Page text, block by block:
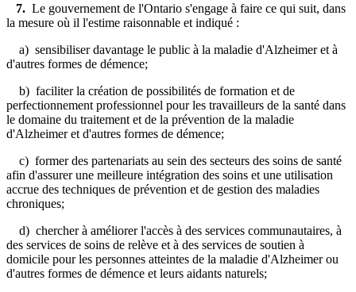
7. Le gouvernement de l'Ontario s'engage à faire ce qui suit, dans
la mesure où il l'estime raisonnable et indiqué :
a) sensibiliser davantage le public à la maladie d'Alzheimer et à
d'autres formes de démence;
b) faciliter la création de possibilités de formation et de
perfectionnement professionnel pour les travailleurs de la santé dans
le domaine du traitement et de la prévention de la maladie
d'Alzheimer et d'autres formes de démence;
c) former des partenariats au sein des secteurs des soins de santé
afin d'assurer une meilleure intégration des soins et une utilisation
accrue des techniques de prévention et de gestion des maladies
chroniques;
d) chercher à améliorer l'accès à des services communautaires, à
des services de soins de relève et à des services de soutien à
domicile pour les personnes atteintes de la maladie d'Alzheimer ou
d'autres formes de démence et leurs aidants naturels;